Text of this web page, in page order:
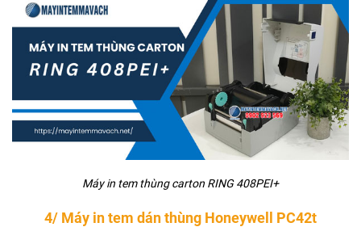
Máy in tem thùng carton RING 408PEI+
4/ Máy in tem dán thùng Honeywell PC42t